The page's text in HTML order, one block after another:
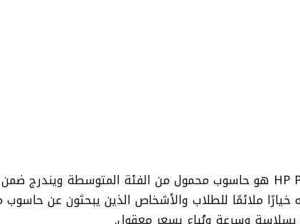
خيارًا ملائمًا للطلاب والأشخاص الذين يبحثون عن